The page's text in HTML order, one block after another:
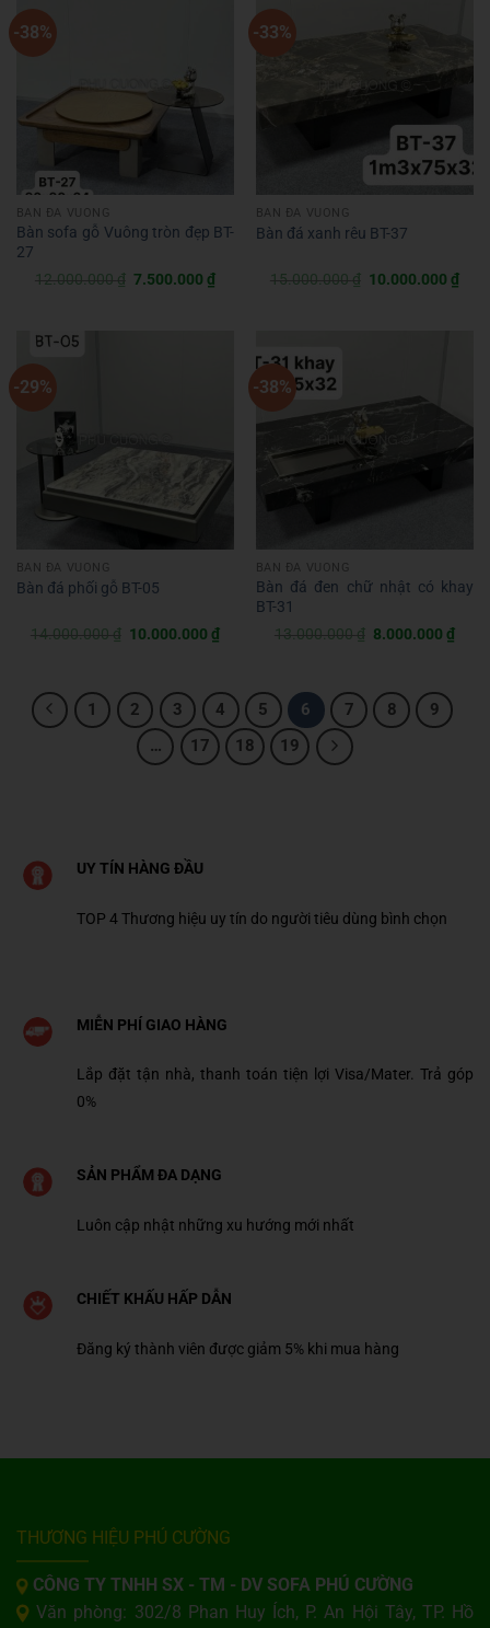
-38%
BÀN ĐÁ VUÔNG
Bàn sofa gỗ Vuông tròn đẹp BT-
27
12.000.000 ₫ Giá
7.500.000₫Giá
-33%
BÀN ĐÁ VUÔNG
Bàn đá xanh rêu BT-37
15.000.000 ₫ Giá
10.000.000₫Giá
-29%
BÀN ĐÁ VUÔNG
Bàn đá phối gỗ BT-05
14.000.000 ₫ Giá
10.000.000₫Giá
10.000.000 ₫.
-38%
BÀN ĐÁ VUÔNG
Bàn đá đen chữ nhật có khay
BT-31
13.000.000 ₫ Giá
8.000.000₫Giá
1 2 3 4 5 6 7 8
9
…
17 18 19
UY TÍN HÀNG ĐẦU
TOP 4 Thương hiệu uy tín do người tiêu dùng bình chọn
MIỄN PHÍ GIAO HÀNG
Lắp đặt tận nhà, thanh toán tiện lợi Visa/Mater. Trả góp
0%
SẢN PHẨM ĐA DẠNG
Luôn cập nhật những xu hướng mới nhất
CHIẾT KHẤU HẤP DẪN
Đăng ký thành viên được giảm 5% khi mua hàng
THƯƠNG HIỆU PHÚ CƯỜNG
CÔNG TY TNHH SX - TM - DV SOFA PHÚ CƯỜNG
Văn phòng: 302/8 Phan Huy Ích, P. An Hội Tây, TP. Hồ